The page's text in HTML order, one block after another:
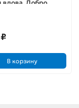
вдова. Добро
В корзину